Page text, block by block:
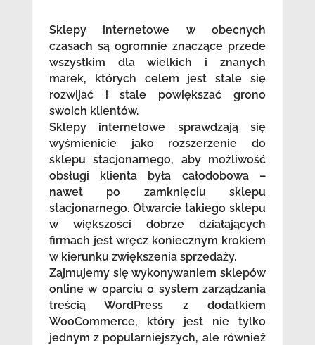
Sklepy internetowe w obecnych
czasach są ogromnie znaczące przede
wszystkim dla wielkich i znanych
marek, których celem jest stale się
rozwijać i stale powiększać grono
swoich klientów.
Sklepy internetowe sprawdzają się
wyśmienicie jako rozszerzenie do
sklepu stacjonarnego, aby możliwość
obsługi klienta była całodobowa –
nawet po zamknięciu sklepu
stacjonarnego. Otwarcie takiego sklepu
w większości dobrze działających
firmach jest wręcz koniecznym krokiem
w kierunku zwiększenia sprzedaży.
Zajmujemy się wykonywaniem sklepów
online w oparciu o system zarządzania
treścią WordPress z dodatkiem
WooCommerce, który jest nie tylko
jednym z popularniejszych, ale również